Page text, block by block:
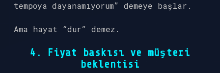
tempoya dayanamıyorum” demeye başlar.
Ama hayat “dur” demez.
4. Fiyat baskısı ve müşteri
beklentisi